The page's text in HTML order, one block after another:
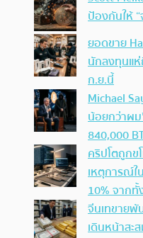
ป้องกันให้
ยอดขาย
นักลงทุนแห่
ก.ย.นี้
Michael
น้อยกว่าผม
840,000
คริปโตถูกข
เหตุการณ์ใ
10% จาก
จีนเทขายพั
เดินหน้าสะ